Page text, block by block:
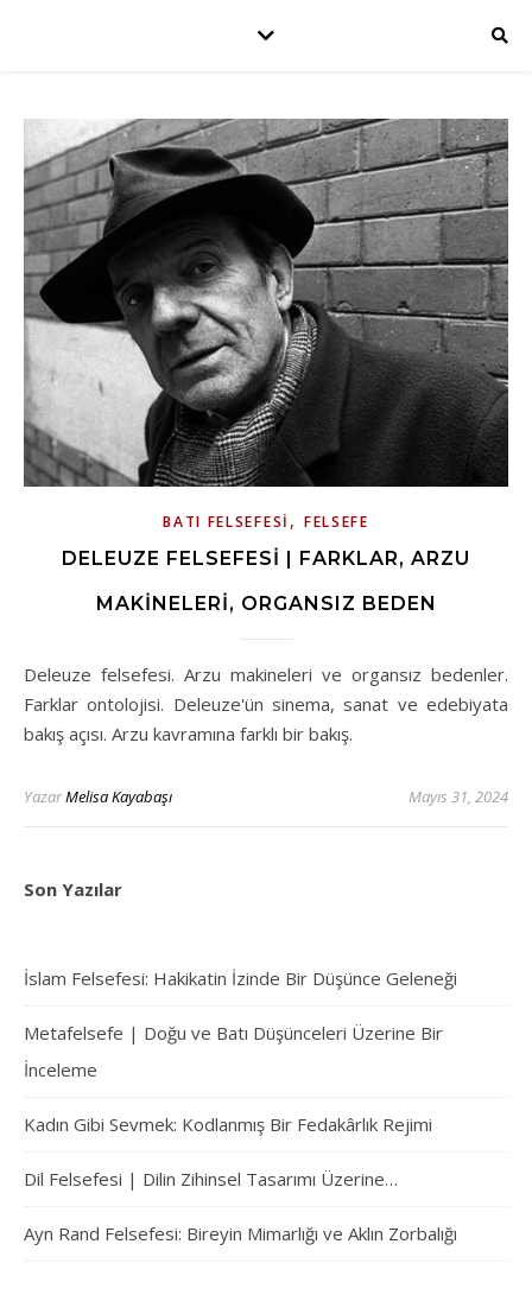
BATI FELSEFESI , FELSEFE
DELEUZE FELSEFESI | FARKLAR, ARZU
MAKINELERI, ORGANSIZ BEDEN
Deleuze felsefesi. Arzu makineleri ve organsız bedenler.
Farklar ontolojisi. Deleuze'ün sinema, sanat ve edebiyata
bakış açısı. Arzu kavramına farklı bir bakış.
YazarMelisa Kayabaşı Mayıs 31, 2024
Son Yazılar
İslam Felsefesi: Hakikatin İzinde Bir Düşünce Geleneği
Metafelsefe | Doğu ve Batı Düşünceleri Üzerine Bir
İnceleme
Kadın Gibi Sevmek: Kodlanmış Bir Fedakârlık Rejimi
Dil Felsefesi | Dilin Zihinsel Tasarımı Üzerine…
Ayn Rand Felsefesi: Bireyin Mimarlığı ve Aklın Zorbalığı